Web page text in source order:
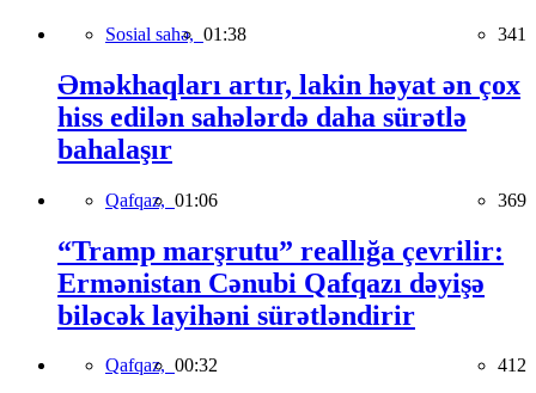
Sosial sahə, 01:38 341
Əməkhaqları artır, lakin həyat ən çox
hiss edilən sahələrdə daha sürətlə
bahalaşır
Qafqaz, 01:06 369
“Tramp marşrutu” reallığa çevrilir:
Ermənistan Cənubi Qafqazı dəyişə
biləcək layihəni sürətləndirir
Qafqaz, 00:32 412